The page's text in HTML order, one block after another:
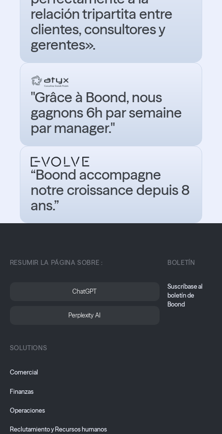
relación tripartita entre
clientes, consultores y
gerentes».
"Grâce à Boond, nous
gagnons 6h par semaine
par manager."
“Boond accompagne
notre croissance depuis 8
ans.”
RESUMIR LA PÁGINA SOBRE :
ChatGPT
Perplexity AI
SOLUTIONS
Comercial
Finanzas
Operaciones
Reclutamiento y Recursos humanos
BOLETÍN
Suscríbase al
boletín de
Boond